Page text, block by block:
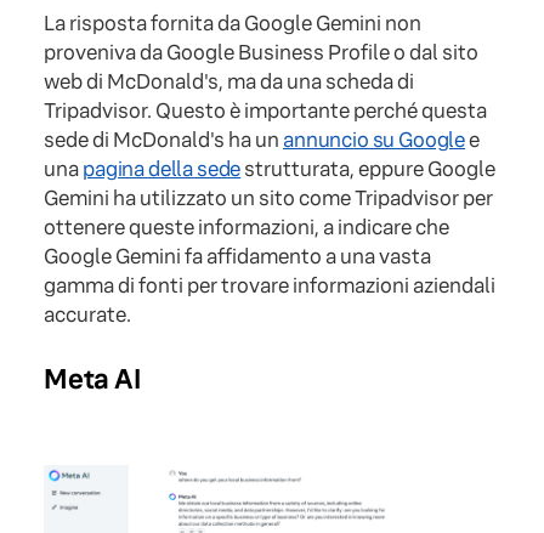
La risposta fornita da Google Gemini non
proveniva da Google Business Profile o dal sito
web di McDonald's, ma da una scheda di
Tripadvisor. Questo è importante perché questa
sede di McDonald's ha un annuncio su Googlee
unapagina della sedestrutturata, eppure Google
Gemini ha utilizzato un sito come Tripadvisor per
ottenere queste informazioni, a indicare che
Google Gemini fa affidamento a una vasta
gamma di fonti per trovare informazioni aziendali
accurate.
Meta AI